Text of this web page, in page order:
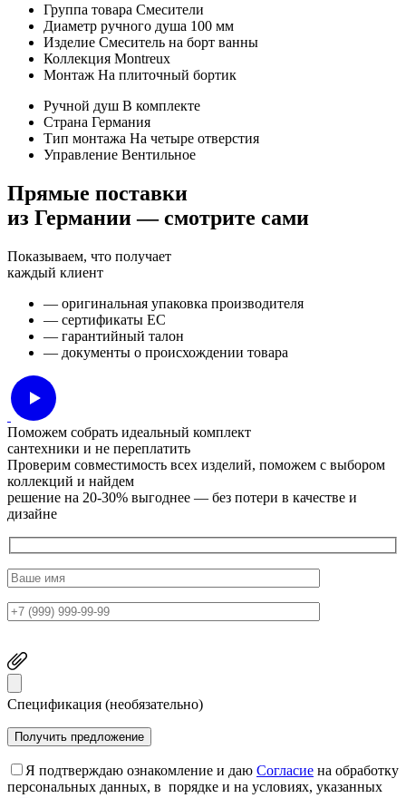
Группа товара Смесители
Диаметр ручного душа 100 мм
Изделие Смеситель на борт ванны
Коллекция Montreux
Монтаж На плиточный бортик
Ручной душ В комплекте
Страна Германия
Тип монтажа На четыре отверстия
Управление Вентильное
Прямые поставки
из Германии — смотрите сами
Показываем, что получает
каждый клиент
— оригинальная упаковка производителя
— сертификаты ЕС
— гарантийный талон
— документы о происхождении товара
Поможем собрать идеальный комплект
сантехники и не переплатить
Проверим совместимость всех изделий, поможем с выбором
коллекций и найдем
решение на 20-30% выгоднее — без потери в качестве и
дизайне
Спецификация (необязательно)
Я подтверждаю ознакомление и даю Согласие на обработку
персональных данных, в порядке и на условиях, указанных